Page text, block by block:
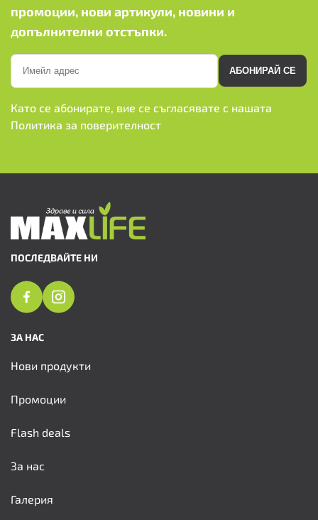
промоции, нови артикули, новини и
допълнителни отстъпки.
АБОНИРАЙ СЕ
Като се абонирате, вие се съгласявате с нашата
Политика за поверителност
ПОСЛЕДВАЙТЕ НИ
ЗА НАС
Нови продукти
Промоции
Flash deals
За нас
Галерия